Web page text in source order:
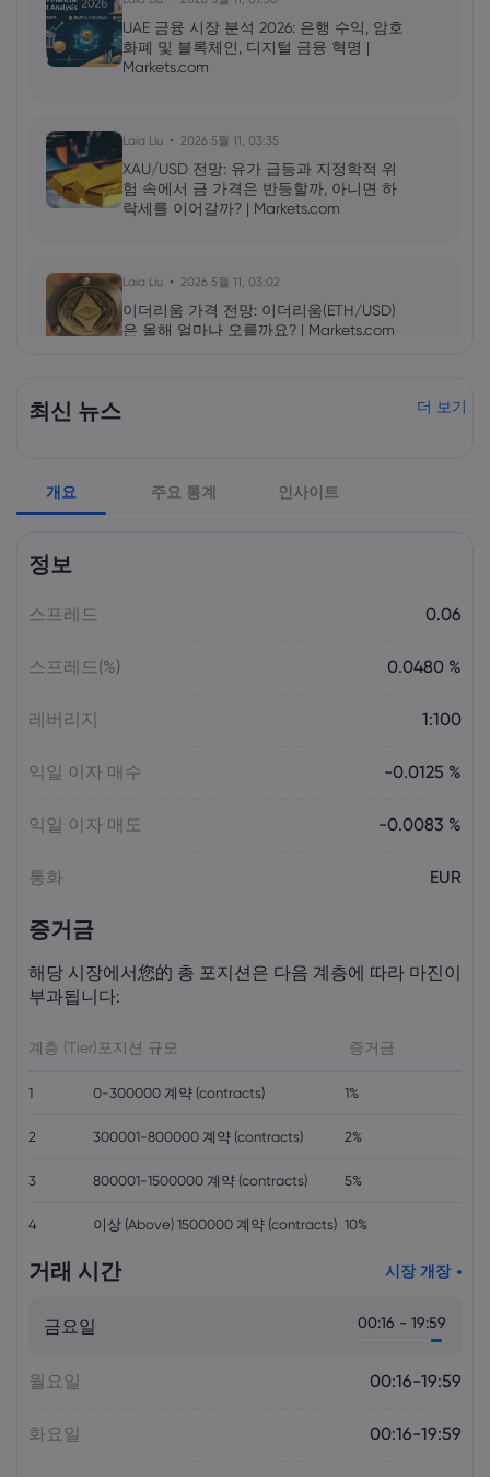
UAE 금융 시장 분석 2026: 은행 수익, 암호
화폐 및 블록체인, 디지털 금융 혁명 |
Markets.com
Laia Liu 2026 5월 11, 03:35
XAU/USD 전망: 유가 급등과 지정학적 위
험 속에서 금 가격은 반등할까, 아니면 하
락세를 이어갈까? | Markets.com
Laia Liu 2026 5월 11, 03:02
이더리움 가격 전망: 이더리움(ETH/USD)
은 올해 얼마나 오를까요? | Markets.com
AI 주식 및 투자 기회: 투자하기 가장 좋은
23,500 부근에서 고전하는 이유 |
최신 뉴스 더 보기
개요 주요 통계 인사이트
정보
스프레드 0.06
스프레드(%) 0.0480 %
레버리지 1:100
익일 이자 매수 -0.0125 %
익일 이자 매도 -0.0083 %
통화 EUR
증거금
해당 시장에서您的 총 포지션은 다음 계층에 따라 마진이
부과됩니다:
계층 (Tier)포지션 규모 증거금
1 0-300000 계약 (contracts) 1%
2 300001-800000 계약 (contracts) 2%
3 800001-1500000 계약 (contracts) 5%
4 이상 (Above) 1500000 계약 (contracts) 10%
거래 시간 시장 개장
금요일 00:16 - 19:59
월요일 00:16-19:59
화요일 00:16-19:59